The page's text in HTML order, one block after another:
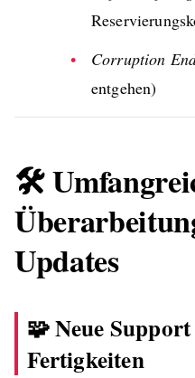
Corruption
entgehen)
🛠️
Updates
🧩 Neue
Fertigkeiten